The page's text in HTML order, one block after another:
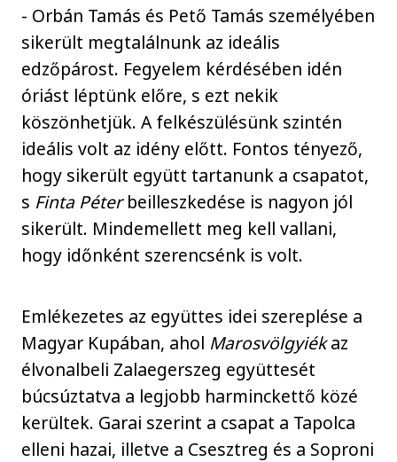
- Orbán Tamás és Pető Tamás személyében
sikerült megtalálnunk az ideális
edzőpárost. Fegyelem kérdésében idén
óriást léptünk előre, s ezt nekik
köszönhetjük. A felkészülésünk szintén
ideális volt az idény előtt. Fontos tényező,
hogy sikerült együtt tartanunk a csapatot,
s Finta Péterbeilleszkedése is nagyon jól
sikerült. Mindemellett meg kell vallani,
hogy időnként szerencsénk is volt.
Emlékezetes az együttes idei szereplése a
Magyar Kupában, ahol Marosvölgyiékaz
élvonalbeli Zalaegerszeg együttesét
búcsúztatva a legjobb harminckettő közé
kerültek. Garai szerint a csapat a Tapolca
elleni hazai, illetve a Csesztreg és a Soproni